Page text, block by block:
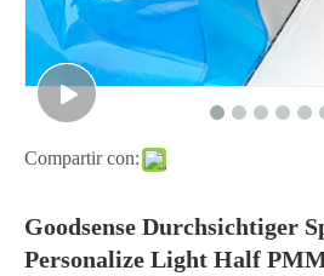
Compartir con:
Goodsense Durchsichtiger
Personalize Light Half